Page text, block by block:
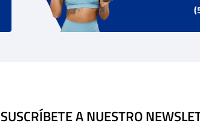
SUSCRÍBETE A NUESTRO